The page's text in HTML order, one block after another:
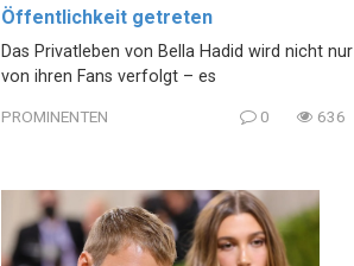
Öffentlichkeit getreten
Das Privatleben von Bella Hadid wird nicht nur
von ihren Fans verfolgt – es
PROMINENTEN 0 636